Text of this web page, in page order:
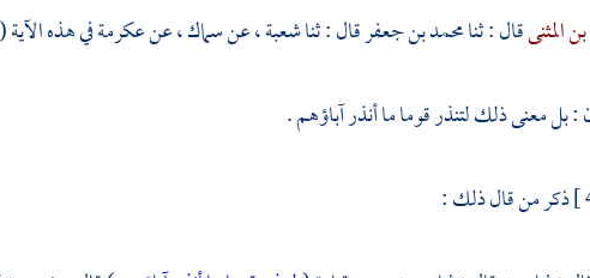
المثنىقال : ثنامحمد بن جعفرقال : ثناشعبة ،عنسماك ،عنعكرمةفي هذه الآية (
بل معنى ذلك لتنذر قوما ما أنذر آباؤهم .
ذكر من قال ذلك :